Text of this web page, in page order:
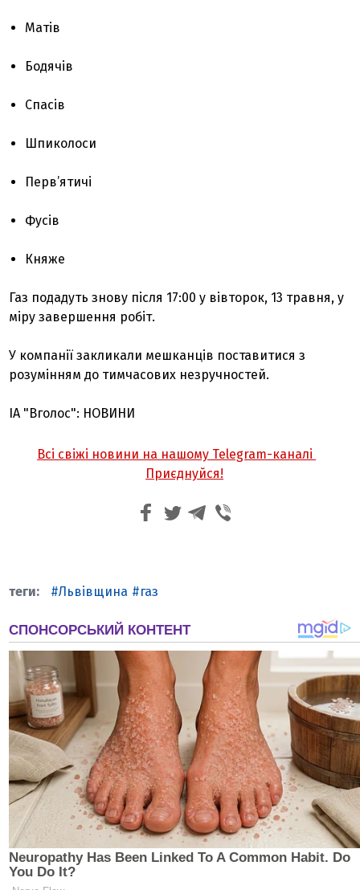
Матів
Бодячів
Спасів
Шпиколоси
Перв’ятичі
Фусів
Княже
Газ подадуть знову після 17:00 у вівторок, 13 травня, у
міру завершення робіт.
У компанії закликали мешканців поставитися з
розумінням до тимчасових незручностей.
ІА "Вголос": НОВИНИ
Всі свіжі новини на нашому Telegram-каналі
Приєднуйся!
Львівщина газ